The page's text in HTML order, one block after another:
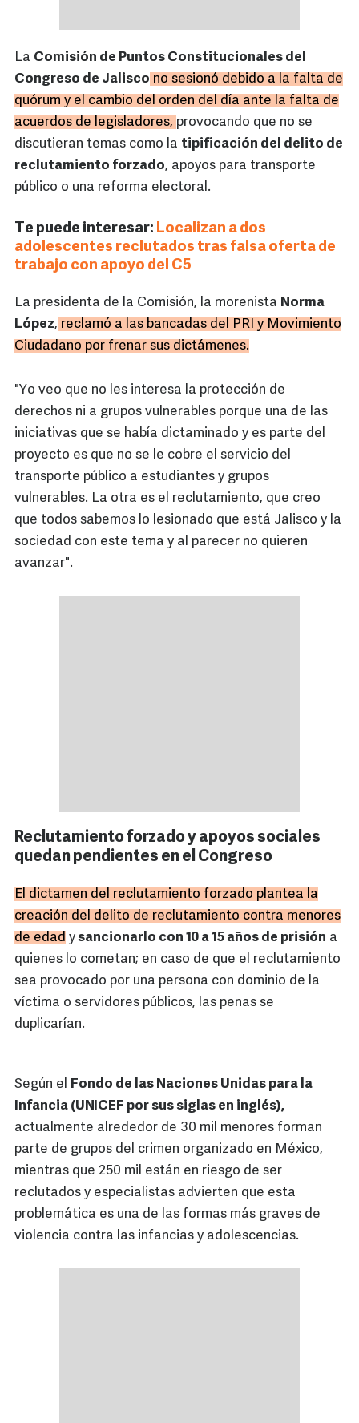
La Comisión de Puntos Constitucionales del
Congreso de Jalisco no sesionó debido a la falta de
quórum y el cambio del orden del día ante la falta de
acuerdos de legisladores, provocando que no se
discutieran temas como la tipificación del delito de
reclutamiento forzado, apoyos para transporte
público o una reforma electoral.
Te puede interesar: Localizan a dos
adolescentes reclutados tras falsa oferta de
trabajo con apoyo del C5
La presidenta de la Comisión, la morenista Norma
López, reclamó a las bancadas del PRI y Movimiento
Ciudadano por frenar sus dictámenes.
"Yo veo que no les interesa la protección de
derechos ni a grupos vulnerables porque una de las
iniciativas que se había dictaminado y es parte del
proyecto es que no se le cobre el servicio del
transporte público a estudiantes y grupos
vulnerables. La otra es el reclutamiento, que creo
que todos sabemos lo lesionado que está Jalisco y la
sociedad con este tema y al parecer no quieren
avanzar".
Reclutamiento forzado y apoyos sociales
quedan pendientes en el Congreso
El dictamen del reclutamiento forzado plantea la
creación del delito de reclutamiento contra menores
de edad ysancionarlo con 10 a 15 años de prisión a
quienes lo cometan; en caso de que el reclutamiento
sea provocado por una persona con dominio de la
víctima o servidores públicos, las penas se
duplicarían.
Según el Fondo de las Naciones Unidas para la
Infancia (UNICEF por sus siglas en inglés),
actualmente alrededor de 30 mil menores forman
parte de grupos del crimen organizado en México,
mientras que 250 mil están en riesgo de ser
reclutados y especialistas advierten que esta
problemática es una de las formas más graves de
violencia contra las infancias y adolescencias.